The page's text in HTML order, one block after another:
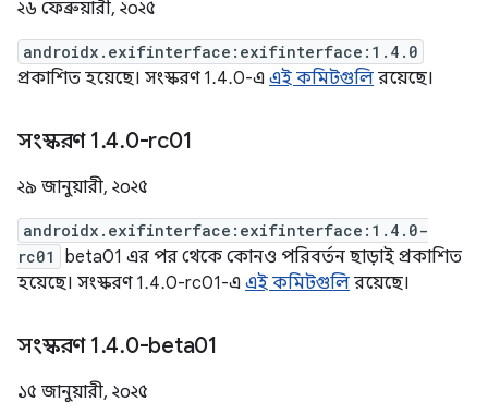
২৬ ফেব্রুয়ারী, ২০২৫
androidx.exifinterface:exifinterface:1.4.0
প্রকাশিত হয়েছে। সংস্করণ 1.4.0-এ এই কমিটগুলি রয়েছে।
সংস্করণ 1.4.0-rc01
২৯ জানুয়ারী, ২০২৫
androidx.exifinterface:exifinterface:1.4.0-
rc01
beta01 এর পর থেকে কোনও পরিবর্তন ছাড়াই প্রকাশিত
হয়েছে। সংস্করণ 1.4.0-rc01-এ এই কমিটগুলি রয়েছে।
সংস্করণ 1.4.0-beta01
১৫ জানুয়ারী, ২০২৫